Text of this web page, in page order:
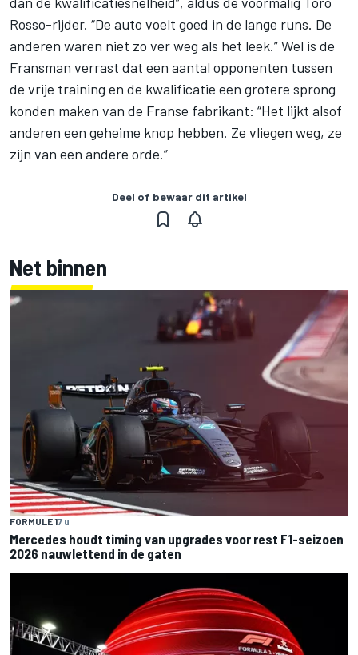
Rosso-rijder. “De auto voelt goed in de lange runs. De
anderen waren niet zo ver weg als het leek.” Wel is de
Fransman verrast dat een aantal opponenten tussen
de vrije training en de kwalificatie een grotere sprong
konden maken van de Franse fabrikant: “Het lijkt alsof
anderen een geheime knop hebben. Ze vliegen weg, ze
zijn van een andere orde.”
Deel of bewaar dit artikel
Net binnen
FORMULE 17 u
Mercedes houdt timing van upgrades voor rest F1-seizoen
2026 nauwlettend in de gaten